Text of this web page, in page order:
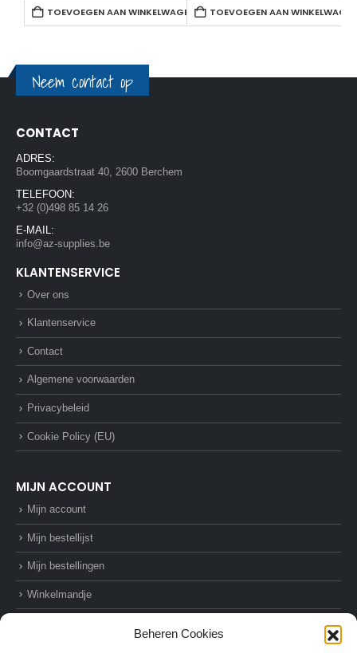
Beheren Cookies
TOEVOEGEN AAN WINKELWAGEN TOEVOEGEN AAN
Neem contact op
CONTACT
ADRES:
Boomgaardstraat 40, 2600 Berchem
TELEFOON:
+32 (0)498 85 14 26
E-MAIL:
info@az-supplies.be
KLANTENSERVICE
Over ons
Klantenservice
Contact
Algemene voorwaarden
Privacybeleid
Cookie Policy (EU)
MIJN ACCOUNT
Mijn account
Mijn bestellijst
Mijn bestellingen
Winkelmandje